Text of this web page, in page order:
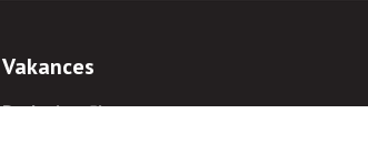
Vakances
Darba iespējas